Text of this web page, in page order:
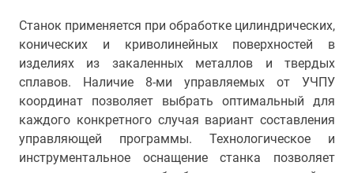
Станок применяется при обработке цилиндрических,
конических и криволинейных поверхностей в
изделиях из закаленных металлов и твердых
сплавов. Наличие 8-ми управляемых от УЧПУ
координат позволяет выбрать оптимальный для
каждого конкретного случая вариант составления
управляющей программы. Технологическое и
инструментальное оснащение станка позволяет